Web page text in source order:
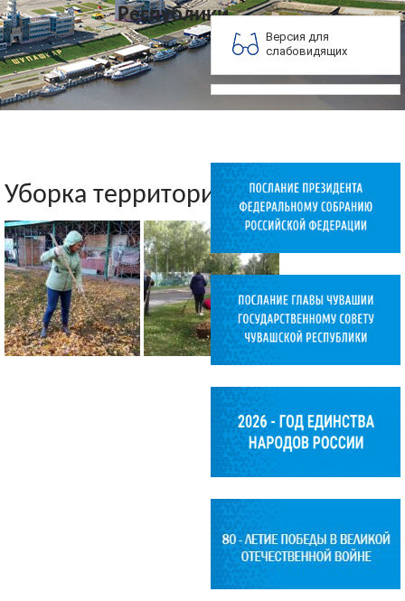
Республики
Версия для
слабовидящих
Уборка территории ДОУ